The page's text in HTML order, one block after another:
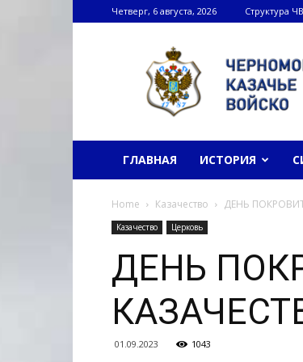
Четверг, 6 августа, 2026 Структура
Черноморское
казачье
войско
ГЛАВНАЯ ИСТОРИЯ
Home Казачество ДЕНЬ
Казачество Церковь
ДЕНЬ
01.09.2023 1043